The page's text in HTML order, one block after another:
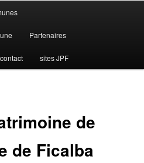
Partenaires
contact sites JPF
de
de Ficalba